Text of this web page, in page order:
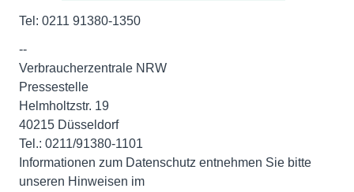
Tel: 0211 91380-1350
--
Verbraucherzentrale NRW
Pressestelle
Helmholtzstr. 19
40215 Düsseldorf
Tel.: 0211/91380-1101
Informationen zum Datenschutz entnehmen Sie bitte
unseren Hinweisen im